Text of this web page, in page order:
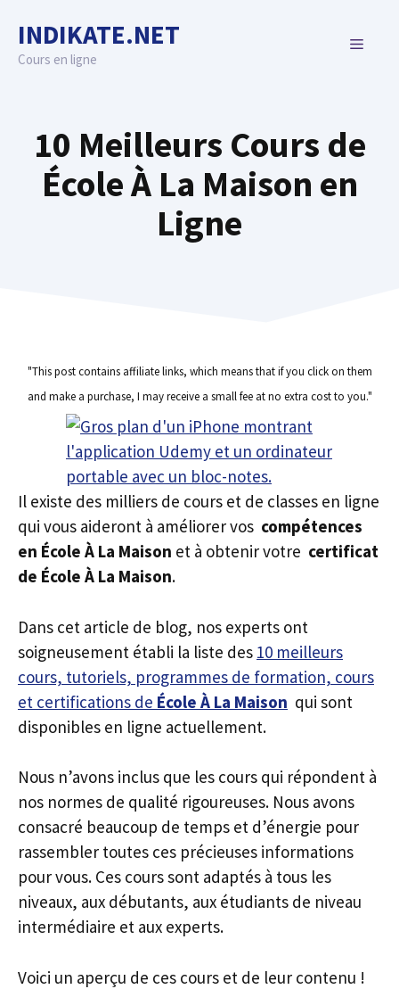
content
INDIKATE.NET
Cours en ligne
MENU
10 Meilleurs Cours de
École À La Maison en
Ligne
"This post contains affiliate links, which means that if you click on them
and make a purchase, I may receive a small fee at no extra cost to you."
Il existe des milliers de cours et de classes en ligne
qui vous aideront à améliorer vos compétences
en École À La Maison et à obtenir votre certificat
de École À La Maison.
Dans cet article de blog, nos experts ont
soigneusement établi la liste des 10 meilleurs
cours, tutoriels, programmes de formation, cours
et certifications de École À La Maison qui sont
disponibles en ligne actuellement.
Nous n’avons inclus que les cours qui répondent à
nos normes de qualité rigoureuses. Nous avons
consacré beaucoup de temps et d’énergie pour
rassembler toutes ces précieuses informations
pour vous. Ces cours sont adaptés à tous les
niveaux, aux débutants, aux étudiants de niveau
intermédiaire et aux experts.
Voici un aperçu de ces cours et de leur contenu !